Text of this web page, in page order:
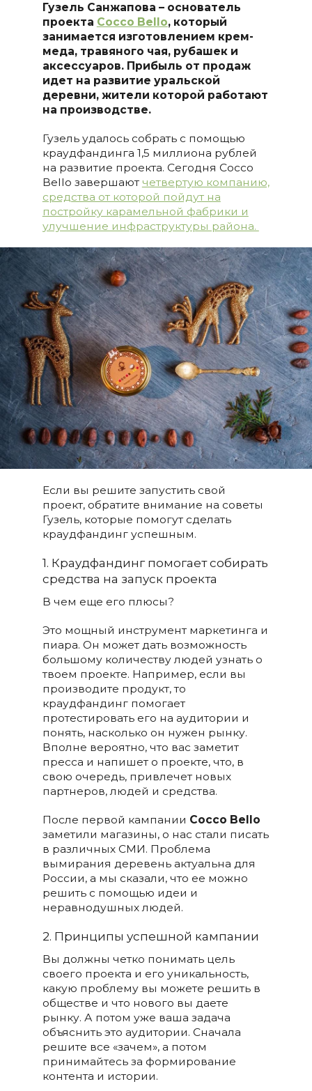
Гузель Санжапова – основатель
проекта Cocco Bello, который
занимается изготовлением крем-
меда, травяного чая, рубашек и
аксессуаров. Прибыль от продаж
идет на развитие уральской
деревни, жители которой работают
на производстве.
Гузель удалось собрать с помощью
краудфандинга 1,5 миллиона рублей
на развитие проекта. Сегодня Cocco
Bello завершают четвертую компанию,
средства от которой пойдут на
постройку карамельной фабрики и
улучшение инфраструктуры района.
Если вы решите запустить свой
проект, обратите внимание на советы
Гузель, которые помогут сделать
краудфандинг успешным.
1. Краудфандинг помогает собирать
средства на запуск проекта
В чем еще его плюсы?
Это мощный инструмент маркетинга и
пиара. Он может дать возможность
большому количеству людей узнать о
твоем проекте. Например, если вы
производите продукт, то
краудфандинг помогает
протестировать его на аудитории и
понять, насколько он нужен рынку.
Вполне вероятно, что вас заметит
пресса и напишет о проекте, что, в
свою очередь, привлечет новых
партнеров, людей и средства.
После первой кампании Cocco Bello
заметили магазины, о нас стали писать
в различных СМИ. Проблема
вымирания деревень актуальна для
России, а мы сказали, что ее можно
решить с помощью идеи и
неравнодушных людей.
2. Принципы успешной кампании
Вы должны четко понимать цель
своего проекта и его уникальность,
какую проблему вы можете решить в
обществе и что нового вы даете
рынку. А потом уже ваша задача
объяснить это аудитории. Сначала
решите все «зачем», а потом
принимайтесь за формирование
контента и истории.